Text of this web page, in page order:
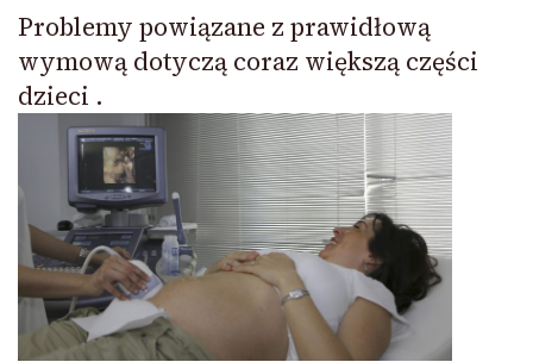
Problemy powiązane z prawidłową
wymową dotyczą coraz większą części
dzieci .